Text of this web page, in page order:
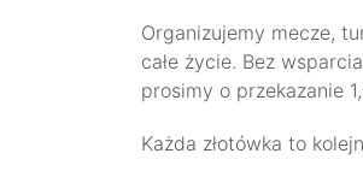
Organizujemy mecze,
całe życie. Bez
prosimy o przekazanie
Każda złotówka to